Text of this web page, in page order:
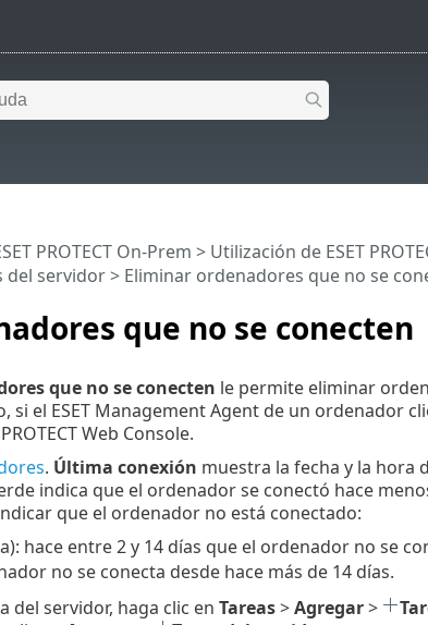
que no se conecten
PROTECT On-Prem > Utilización de ESET
del servidor> Eliminar ordenadores que no se
que no se conecten le permite eliminar
si el ESET Management Agent de un ordenador
Web Console.
. Última conexión muestra la fecha y la hora
indica que el ordenador se conectó hace
que el ordenador no está conectado:
hace entre 2 y 14 días que el ordenador no se
no se conecta desde hace más de 14 días.
del servidor, haga clic en Tareas>Agregar>